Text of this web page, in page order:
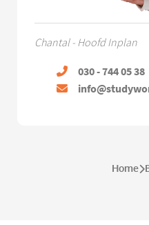
Chantal - Hoofd Inplan
030 - 744 05 38
Home